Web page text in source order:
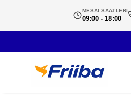
MESAİ SAATLERİ
09:00 - 18:00